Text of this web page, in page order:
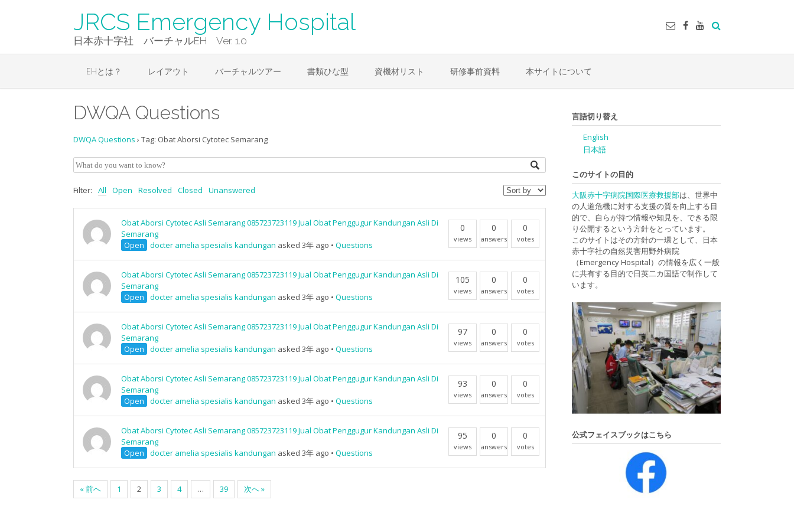
JRCS Emergency Hospital
日本赤十字社 バーチャルEH Ver. 1.0
EHとは？ レイアウト バーチャルツアー 書類ひな型 資機材リスト 研修事前資料 本サイトについて
DWQA Questions
DWQA Questions › Tag: Obat Aborsi Cytotec Semarang
Filter: All Open Resolved Closed Unanswered
Obat Aborsi Cytotec Asli Semarang 085723723119 Jual Obat Penggugur Kandungan Asli Di
Semarang
Open
docter amelia spesialis kandungan asked 3年 ago • Questions
0
views
0
answers
0
votes
Obat Aborsi Cytotec Asli Semarang 085723723119 Jual Obat Penggugur Kandungan Asli Di
Semarang
Open
docter amelia spesialis kandungan asked 3年 ago • Questions
105
views
0
answers
0
votes
Obat Aborsi Cytotec Asli Semarang 085723723119 Jual Obat Penggugur Kandungan Asli Di
Semarang
Open
docter amelia spesialis kandungan asked 3年 ago • Questions
97
views
0
answers
0
votes
Obat Aborsi Cytotec Asli Semarang 085723723119 Jual Obat Penggugur Kandungan Asli Di
Semarang
Open
docter amelia spesialis kandungan asked 3年 ago • Questions
93
views
0
answers
0
votes
Obat Aborsi Cytotec Asli Semarang 085723723119 Jual Obat Penggugur Kandungan Asli Di
Semarang
Open
docter amelia spesialis kandungan asked 3年 ago • Questions
95
views
0
answers
0
votes
« 前へ 1 2 3 4 … 39 次へ »
言語切り替え
English
日本語
このサイトの目的
大阪赤十字病院国際医療救援部は、世界中
の人道危機に対する支援の質を向上する目
的で、自らが持つ情報や知見を、できる限
り公開するという方針をとっています。
このサイトはその方針の一環として、日本
赤十字社の自然災害用野外病院
（Emergency Hospital）の情報を広く一般
に共有する目的で日英二カ国語で制作して
います。
公式フェイスブックはこちら